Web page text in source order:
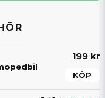
199 kr
KÖP